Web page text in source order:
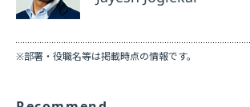
※部署・役職名等は掲載時点の情報です。